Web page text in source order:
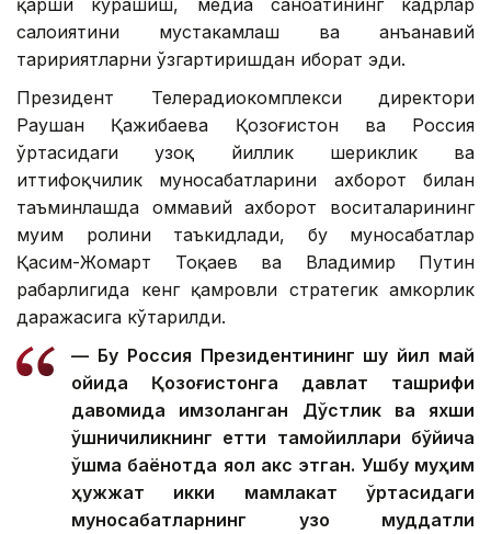
фойдаланиш, ортиқча ва ишончсиз маълумотларга
қарши курашиш, медиа саноатининг кадрлар
салоҳиятини мустаҳкамлаш ва анъанавий
таҳририятларни ўзгартиришдан иборат эди.
Президент Телерадиокомплекси директори
Раушан Қажибаева Қозоғистон ва Россия
ўртасидаги узоқ йиллик шериклик ва
иттифоқчилик муносабатларини ахборот билан
таъминлашда оммавий ахборот воситаларининг
муҳим ролини таъкидлади, бу муносабатлар
Қасим-Жомарт Тоқаев ва Владимир Путин
раҳбарлигида кенг қамровли стратегик ҳамкорлик
даражасига кўтарилди.
— Бу Россия Президентининг шу йил май
ойида Қозоғистонга давлат ташрифи
давомида имзоланган Дўстлик ва яхши
қўшничиликнинг етти тамойиллари бўйича
қўшма баёнотда яққол акс этган. Ушбу муҳим
ҳужжат икки мамлакат ўртасидаги